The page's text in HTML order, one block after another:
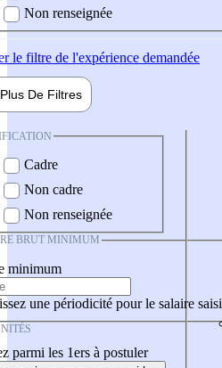
Non renseignée
le filtre de l'expérience demandée
Plus De Filtres
Cadre
Non cadre
Non renseignée
BRUT MINIMUM
minimum
une périodicité pour le salaire saisi
parmi les 1ers à postuler